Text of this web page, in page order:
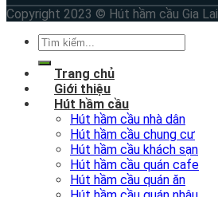
Copyright 2023 © Hút hầm cầu Gia Lai
Trang chủ
Giới thiệu
Hút hầm cầu
Hút hầm cầu nhà dân
Hút hầm cầu chung cư
Hút hầm cầu khách sạn
Hút hầm cầu quán cafe
Hút hầm cầu quán ăn